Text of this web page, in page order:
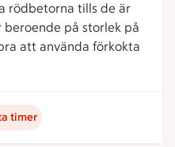
rödbetorna tills de är
beroende på storlek på
att använda förkokta
timer